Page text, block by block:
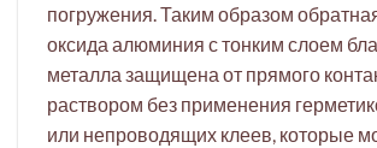
погружения. Таким образом
оксида алюминия с тонким слоем
металла защищена от прямого
раствором без применения
или непроводящих клеев, которые